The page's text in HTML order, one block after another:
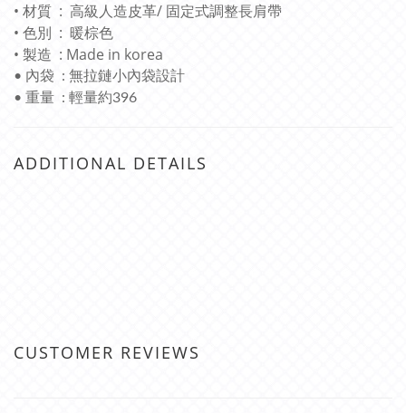
• 材質 : 高級人造皮革/ 固定式調整長肩帶
• 色別 : 暖棕色
• 製造 : Made in korea
• 內袋 : 無拉鏈小內袋設計
• 重量 : 輕量約396
ADDITIONAL DETAILS
CUSTOMER REVIEWS